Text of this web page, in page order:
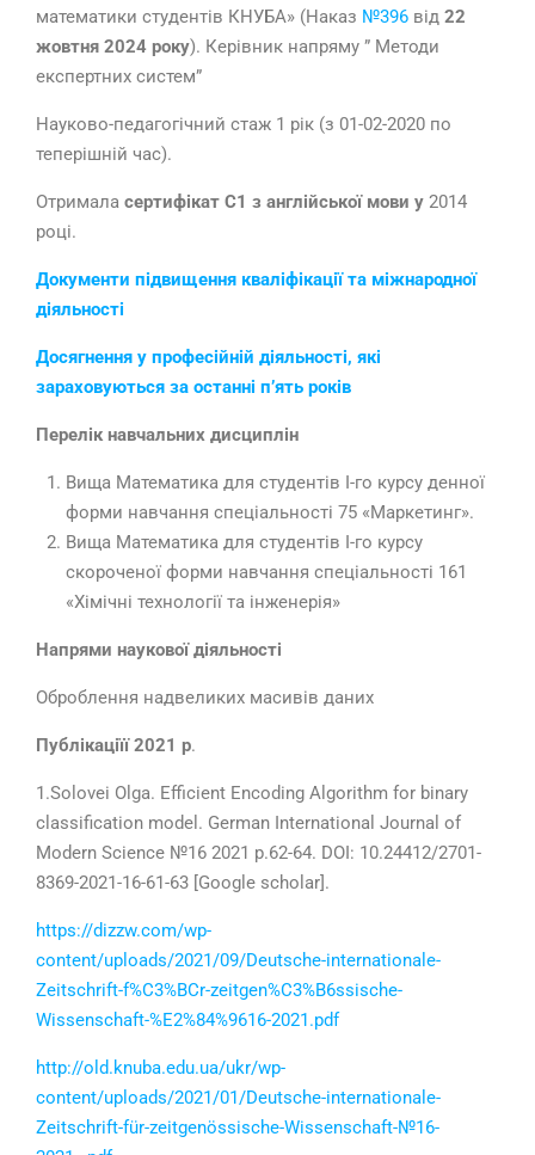
математики студентів КНУБА» (Наказ №396 від 22
жовтня 2024 року). Керівник напряму ” Методи
експертних систем”
Науково-педагогічний стаж 1 рік (з 01-02-2020 по
теперішній час).
Отримала сертифікат C1 з англійської мови у 2014
році.
Документи підвищення кваліфікації та міжнародної
діяльності
Досягнення у професійній діяльності, які
зараховуються за останні п’ять років
Перелік навчальних дисциплін
Вища Математика для студентів І-го курсу денної
форми навчання спеціальності 75 «Маркетинг».
Вища Математика для студентів І-го курсу
скороченої форми навчання спеціальності 161
«Хімічні технології та інженерія»
Напрями наукової діяльності
Оброблення надвеликих масивів даних
Публікаціїї 2021 р.
1.Solovei Olga. Efficient Encoding Algorithm for binary
classification model. German International Journal of
Modern Science №16 2021 p.62-64. DOI: 10.24412/2701-
8369-2021-16-61-63 [Google scholar].
https://dizzw.com/wp-
content/uploads/2021/09/Deutsche-internationale-
Zeitschrift-f%C3%BCr-zeitgen%C3%B6ssische-
Wissenschaft-%E2%84%9616-2021.pdf
http://old.knuba.edu.ua/ukr/wp-
content/uploads/2021/01/Deutsche-internationale-
Zeitschrift-für-zeitgenössische-Wissenschaft-№16-